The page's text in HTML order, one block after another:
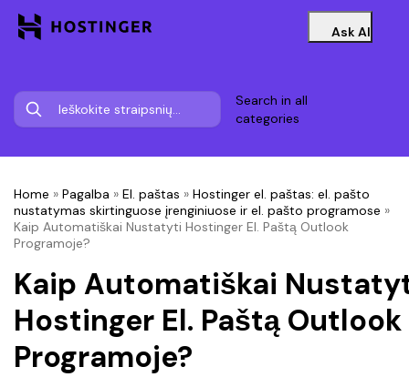
Ask AI
Search in all
categories
Home » Pagalba » El. paštas » Hostinger el. paštas: el. pašto
nustatymas skirtinguose įrenginiuose ir el. pašto programose »
Kaip Automatiškai Nustatyti Hostinger El. Paštą Outlook
Programoje?
Kaip Automatiškai
Hostinger El. Paštą Outlook
Programoje?